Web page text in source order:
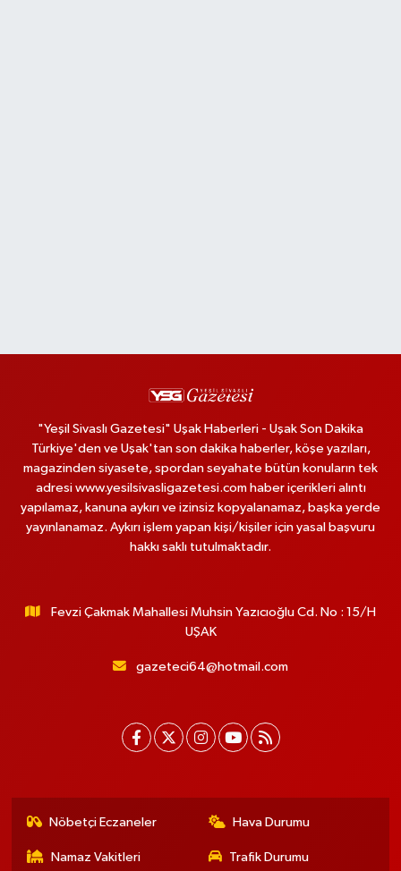
"Yeşil Sivaslı Gazetesi" Uşak Haberleri - Uşak Son Dakika
Türkiye'den ve Uşak'tan son dakika haberler, köşe yazıları,
magazinden siyasete, spordan seyahate bütün konuların tek
adresi www.yesilsivasligazetesi.com haber içerikleri alıntı
yapılamaz, kanuna aykırı ve izinsiz kopyalanamaz, başka yerde
yayınlanamaz. Aykırı işlem yapan kişi/kişiler için yasal başvuru
hakkı saklı tutulmaktadır.
Fevzi Çakmak Mahallesi Muhsin Yazıcıoğlu Cd. No : 15/H
UŞAK
gazeteci64@hotmail.com
Nöbetçi Eczaneler Hava Durumu
Namaz Vakitleri Trafik Durumu